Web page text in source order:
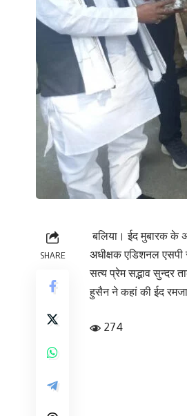
SHARE
बलिया। ईद मुबारक के
अधीक्षक एडिशनल
सत्य प्रेम सद्भाव सुन्दर
हुसैन ने कहां की ईद
274